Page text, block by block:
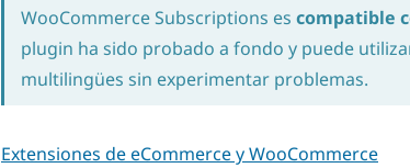
WooCommerce Subscriptions es compatible
plugin ha sido probado a fondo y puede
multilingües sin experimentar problemas.
Extensiones de eCommerce y WooCommerce